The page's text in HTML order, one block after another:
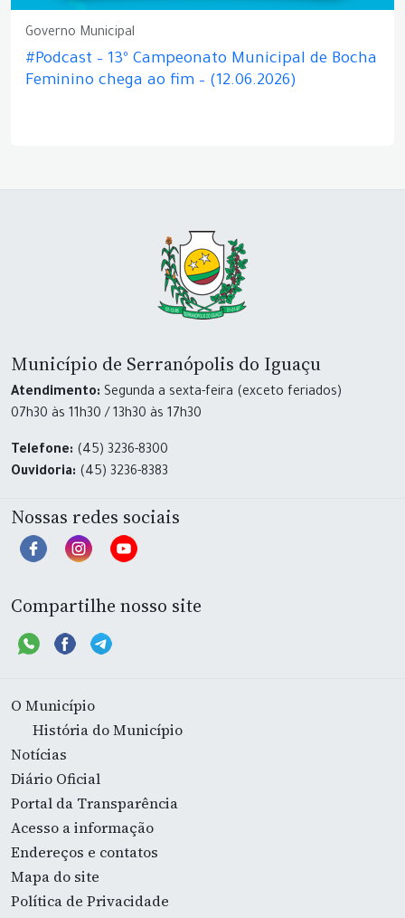
Governo Municipal
#Podcast – 13º Campeonato Municipal de Bocha
Feminino chega ao fim – (12.06.2026)
Município de Serranópolis do Iguaçu
Atendimento: Segunda a sexta-feira (exceto feriados)
07h30 às 11h30 / 13h30 às 17h30
Telefone: (45) 3236-8300
Ouvidoria: (45) 3236-8383
Nossas redes sociais
Compartilhe nosso site
O Município
História do Município
Notícias
Diário Oficial
Portal da Transparência
Acesso a informação
Endereços e contatos
Mapa do site
Política de Privacidade